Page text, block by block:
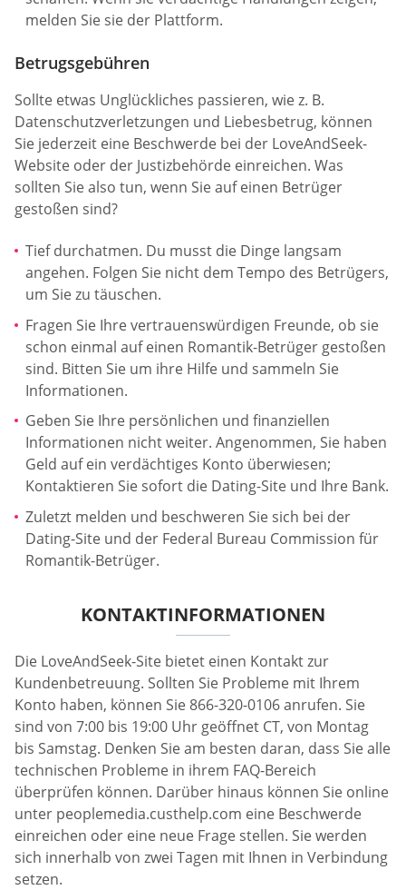
melden Sie sie der Plattform.
Betrugsgebühren
Sollte etwas Unglückliches passieren, wie z. B.
Datenschutzverletzungen und Liebesbetrug, können
Sie jederzeit eine Beschwerde bei der LoveAndSeek-
Website oder der Justizbehörde einreichen. Was
sollten Sie also tun, wenn Sie auf einen Betrüger
gestoßen sind?
Tief durchatmen. Du musst die Dinge langsam
angehen. Folgen Sie nicht dem Tempo des Betrügers,
um Sie zu täuschen.
Fragen Sie Ihre vertrauenswürdigen Freunde, ob sie
schon einmal auf einen Romantik-Betrüger gestoßen
sind. Bitten Sie um ihre Hilfe und sammeln Sie
Informationen.
Geben Sie Ihre persönlichen und finanziellen
Informationen nicht weiter. Angenommen, Sie haben
Geld auf ein verdächtiges Konto überwiesen;
Kontaktieren Sie sofort die Dating-Site und Ihre Bank.
Zuletzt melden und beschweren Sie sich bei der
Dating-Site und der Federal Bureau Commission für
Romantik-Betrüger.
KONTAKTINFORMATIONEN
Die LoveAndSeek-Site bietet einen Kontakt zur
Kundenbetreuung. Sollten Sie Probleme mit Ihrem
Konto haben, können Sie 866-320-0106 anrufen. Sie
sind von 7:00 bis 19:00 Uhr geöffnet CT, von Montag
bis Samstag. Denken Sie am besten daran, dass Sie alle
technischen Probleme in ihrem FAQ-Bereich
überprüfen können. Darüber hinaus können Sie online
unter peoplemedia.custhelp.com eine Beschwerde
einreichen oder eine neue Frage stellen. Sie werden
sich innerhalb von zwei Tagen mit Ihnen in Verbindung
setzen.